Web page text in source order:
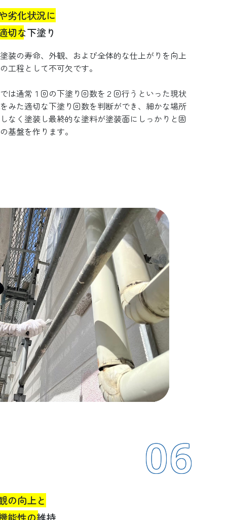
劣化状況に
切な下塗り
装の寿命、外観、および全体的な仕上がりを向上
工程として不可欠です。
は通常１回の下塗り回数を２回行うといった現状
みた適切な下塗り回数を判断ができ、細かな場所
なく塗装し最終的な塗料が塗装面にしっかりと固
基盤を作ります。
06
の向上と